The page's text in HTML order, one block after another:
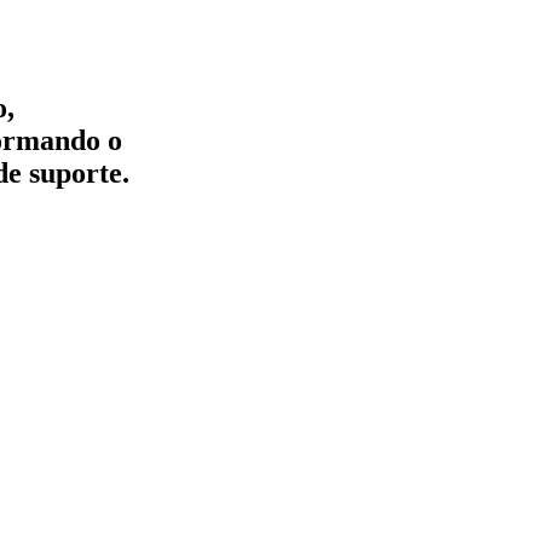
o
suporte.